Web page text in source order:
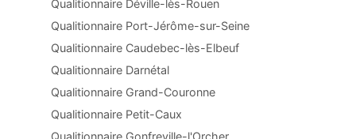
Qualitionnaire Déville-lès-Rouen
Qualitionnaire Port-Jérôme-sur-Seine
Qualitionnaire Caudebec-lès-Elbeuf
Qualitionnaire Darnétal
Qualitionnaire Grand-Couronne
Qualitionnaire Petit-Caux
Qualitionnaire Gonfreville-l'Orcher